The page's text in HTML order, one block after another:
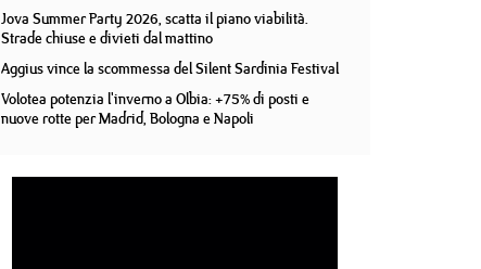
Jova Summer Party 2026, scatta il piano viabilità.
Strade chiuse e divieti dal mattino
Aggius vince la scommessa del Silent Sardinia Festival
Volotea potenzia l'inverno a Olbia: +75% di posti e
nuove rotte per Madrid, Bologna e Napoli